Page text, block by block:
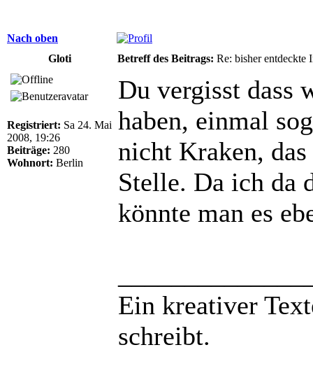
Nach oben
Gloti
Betreff des Beitrags: Re: bisher entdeckte
Registriert: Sa 24. Mai
2008, 19:26
Beiträge: 280
Wohnort: Berlin
Du vergisst dass
haben, einmal
nicht Kraken,
Stelle. Da ich da
könnte man es
Ein kreativer
schreibt.